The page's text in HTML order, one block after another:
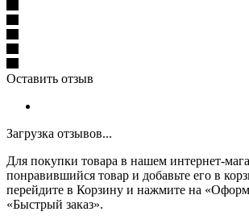
Оставить отзыв
Загрузка отзывов...
Для покупки товара в нашем интернет-
понравившийся товар и добавьте его в
перейдите в Корзину и нажмите на
«Быстрый заказ».